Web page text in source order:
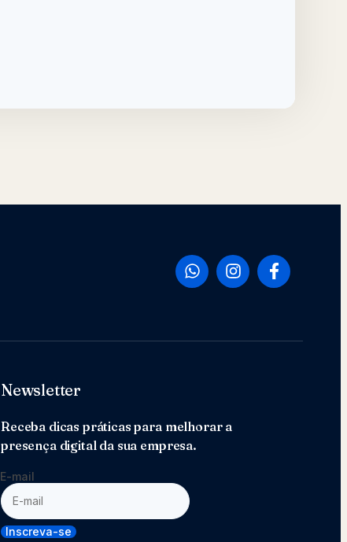
Newsletter
Receba dicas práticas para melhorar a
presença digital da sua empresa.
E-mail
Inscreva-se